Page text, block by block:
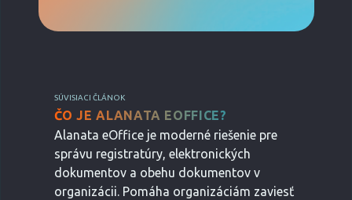
SÚVISIACI ČLÁNOK
ČO JE ALANATA EOFFICE?
Alanata eOffice je moderné riešenie pre
správu registratúry, elektronických
dokumentov a obehu dokumentov v
organizácii. Pomáha organizáciám zaviesť